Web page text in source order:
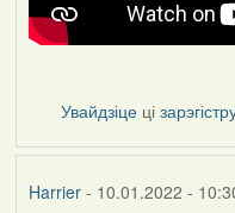
Увайдзіце ці
Harrier- 10.01.2022 -